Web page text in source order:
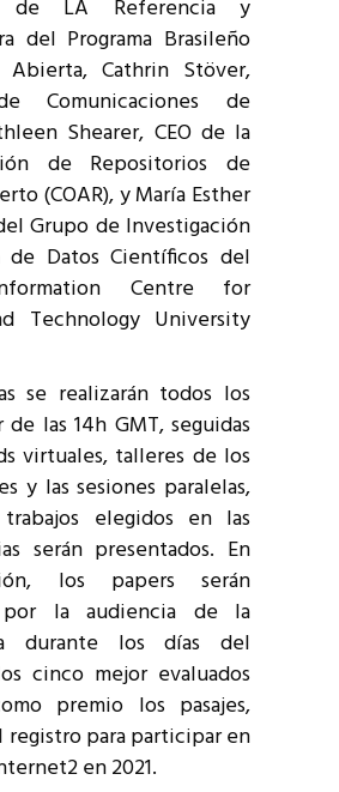
de LA Referencia y
del Programa Brasileño
Cathrin Stöver,
Comunicaciones de
Shearer, CEO de la
de Repositorios de
(COAR), y María Esther
Grupo de Investigación
Datos Científicos del
Centre for
Technology University
se realizarán todos los
las 14h GMT, seguidas
virtuales, talleres de los
y las sesiones paralelas,
elegidos en las
serán presentados. En
los papers serán
por la audiencia de la
durante los días del
cinco mejor evaluados
premio los pasajes,
registro para participar en
en 2021.